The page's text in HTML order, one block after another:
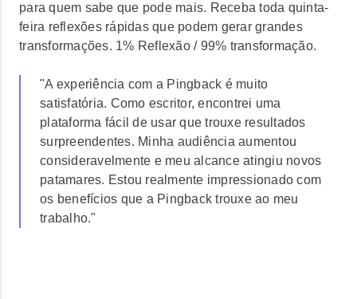
para quem sabe que pode mais. Receba toda quinta-
feira reflexões rápidas que podem gerar grandes
transformações. 1% Reflexão / 99% transformação.
"A experiência com a Pingback é muito
satisfatória. Como escritor, encontrei uma
plataforma fácil de usar que trouxe resultados
surpreendentes. Minha audiência aumentou
consideravelmente e meu alcance atingiu novos
patamares. Estou realmente impressionado com
os benefícios que a Pingback trouxe ao meu
trabalho."